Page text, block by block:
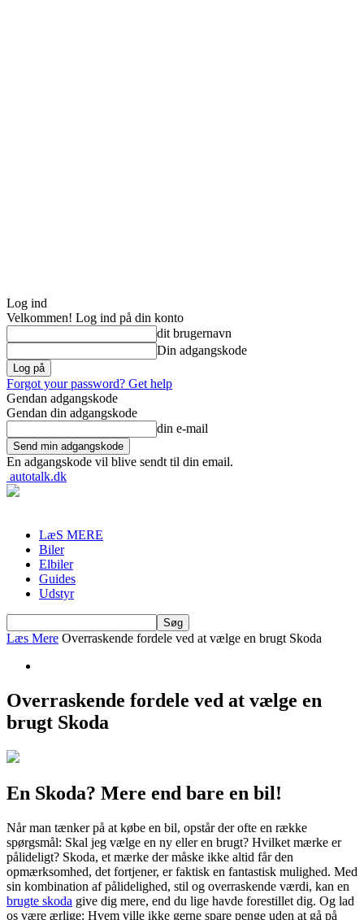
Log ind
Velkommen! Log ind på din konto
dit brugernavn
Din adgangskode
Forgot your password? Get help
Gendan adgangskode
Gendan din adgangskode
din e-mail
En adgangskode vil blive sendt til din email.
autotalk.dk
LæS MERE
Biler
Elbiler
Guides
Udstyr
Læs Mere Overraskende fordele ved at vælge en brugt Skoda
Overraskende fordele ved at vælge en
brugt Skoda
En Skoda? Mere end bare en bil!
Når man tænker på at købe en bil, opstår der ofte en række
spørgsmål: Skal jeg vælge en ny eller en brugt? Hvilket mærke er
pålideligt? Skoda, et mærke der måske ikke altid får den
opmærksomhed, det fortjener, er faktisk en fantastisk mulighed. Med
sin kombination af pålidelighed, stil og overraskende værdi, kan en
brugte skoda give dig mere, end du lige havde forestillet dig. Og lad
os være ærlige: Hvem ville ikke gerne spare penge uden at gå på